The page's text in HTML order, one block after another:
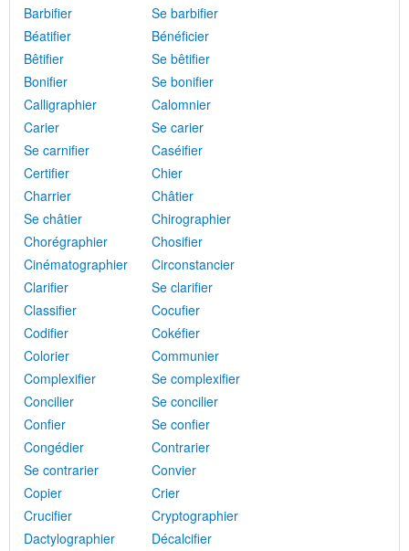
Barbifier
Se barbifier
Béatifier
Bénéficier
Bêtifier
Se bêtifier
Bonifier
Se bonifier
Calligraphier
Calomnier
Carier
Se carier
Se carnifier
Caséifier
Certifier
Chier
Charrier
Châtier
Se châtier
Chirographier
Chorégraphier
Chosifier
Cinématographier
Circonstancier
Clarifier
Se clarifier
Classifier
Cocufier
Codifier
Cokéfier
Colorier
Communier
Complexifier
Se complexifier
Concilier
Se concilier
Confier
Se confier
Congédier
Contrarier
Se contrarier
Convier
Copier
Crier
Crucifier
Cryptographier
Dactylographier
Décalcifier